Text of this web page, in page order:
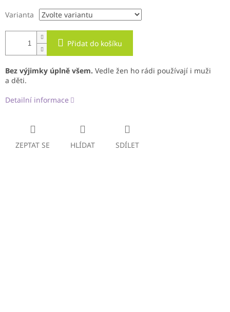
Varianta
Přidat do košíku
Bez výjimky úplně všem. Vedle žen ho rádi používají i muži
a děti.
Detailní informace
ZEPTAT SE HLÍDAT SDÍLET